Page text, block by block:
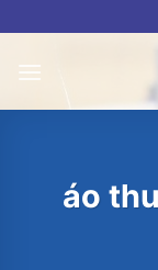
to
content
áo